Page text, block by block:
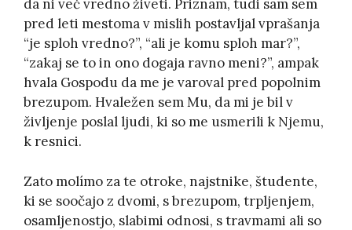
da ni več vredno živeti. Priznam, tudi sam sem
pred leti mestoma v mislih postavljal vprašanja
“je sploh vredno?”, “ali je komu sploh mar?”,
“zakaj se to in ono dogaja ravno meni?”, ampak
hvala Gospodu da me je varoval pred popolnim
brezupom. Hvaležen sem Mu, da mi je bil v
življenje poslal ljudi, ki so me usmerili k Njemu,
k resnici.
Zato molímo za te otroke, najstnike, študente,
ki se soočajo z dvomi, s brezupom, trpljenjem,
osamljenostjo, slabimi odnosi, s travmami ali so